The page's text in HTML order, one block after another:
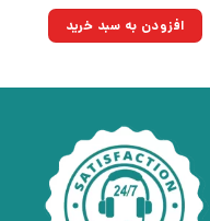
۱۸۰,۰۰۰تومان
بود.
۱۳۵,۹۰۰تومان.افزودن به سبد خرید